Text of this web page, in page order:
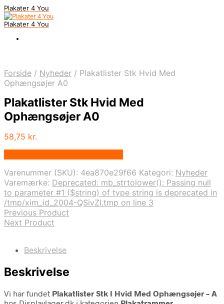
Plakater 4 You
Plakater 4 You
Forside / Nyheder / Plakatlister Stk Hvid Med
Ophængsøjer A0
Plakatlister Stk Hvid Med
Ophængsøjer A0
58,75 kr.
Varenummer (SKU): 4ea870e29f66 Kategori: Nyheder
Varemærke: Deprecated: mb_strtolower(): Passing null
to parameter #1 ($string) of type string is deprecated in
/tmp/xim_id_2004-QSivZI.tmp on line 3
Previous Product
Next Product
Beskrivelse
Beskrivelse
Vi har fundet Plakatlister Stk I Hvid Med Ophængsøjer – A